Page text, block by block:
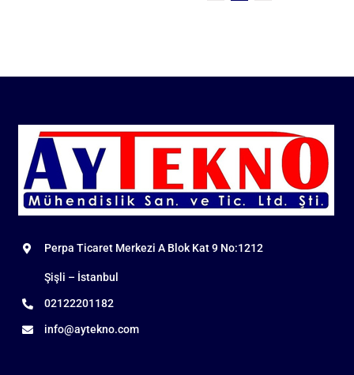
Perpa Ticaret Merkezi A Blok Kat 9 No:1212
Şişli – İstanbul
02122201182
info@aytekno.com